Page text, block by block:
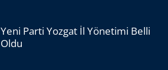
Yeni Parti Yozgat İl Yönetimi Belli
Oldu